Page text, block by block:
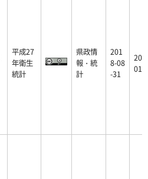
平成27
年衛生
統計
県政情
報・統
計
201
8-08
-31
01-